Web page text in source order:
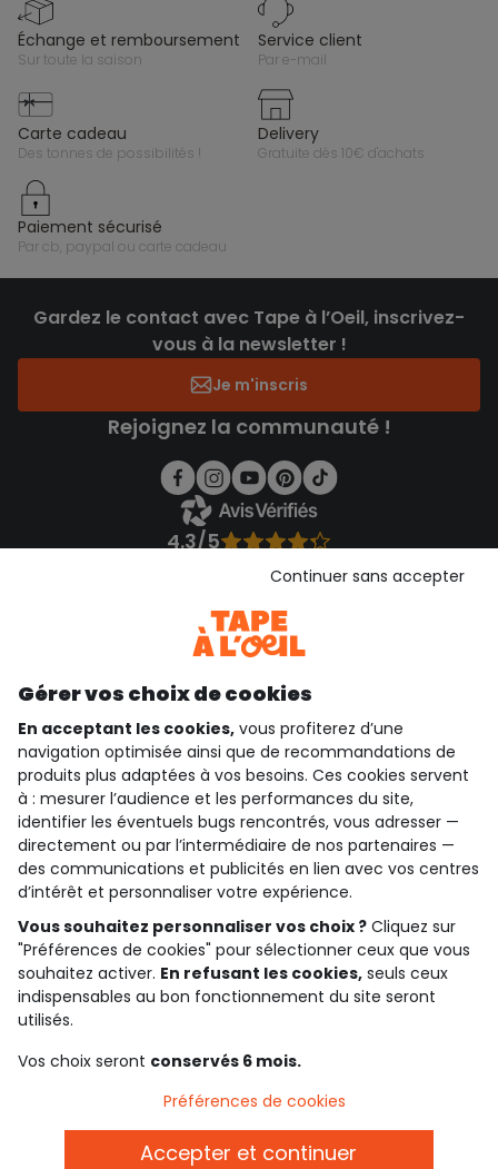
échange et remboursement
sur toute la saison
service client
par e-mail
carte cadeau
des tonnes de possibilités !
delivery
gratuite dès 10€ d'achats
paiement sécurisé
par cb, paypal ou carte cadeau
Gardez le contact avec Tape à l’Oeil, inscrivez-
vous à la newsletter !
Je m'inscris
Rejoignez la communauté !
4.3/5
Voir l’attestation de confiance
Téléchargez notre application
Découvrir notre application
qui sommes-nous ?
besoin d'aide ?
le club fidélité
notre catalogue
Conditions générales de ventes et d'utilisation
Politique de confidentialité
Cookies et données personnelles
Paramètres des cookies
Gérer vos choix de cookies
En acceptant les cookies, vous profiterez d’une
navigation optimisée ainsi que de recommandations de
produits plus adaptées à vos besoins. Ces cookies servent
à : mesurer l’audience et les performances du site,
identifier les éventuels bugs rencontrés, vous adresser —
directement ou par l’intermédiaire de nos partenaires —
des communications et publicités en lien avec vos centres
d’intérêt et personnaliser votre expérience.
Vous souhaitez personnaliser vos choix ? Cliquez sur
"Préférences de cookies" pour sélectionner ceux que vous
souhaitez activer. En refusant les cookies, seuls ceux
indispensables au bon fonctionnement du site seront
utilisés.
Vos choix seront conservés 6 mois.
Continuer sans accepter
Préférences de cookies
Accepter et continuer